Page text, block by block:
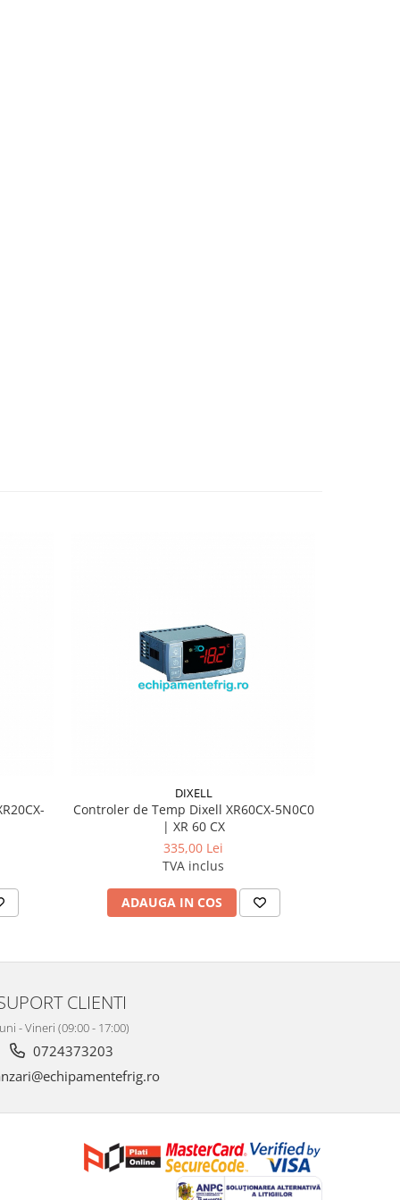
DIXELL
Controler de Temp Dixell XR60CX-5N0C0
| XR 60 CX
335,00 Lei
TVA inclus
ADAUGA IN COS
CLIENTI
- Vineri (09:00 - 17:00)
0724373203